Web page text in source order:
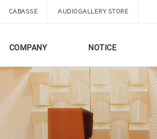
CABASSE AUDIOGALLERY STORE
COMPANY NOTICE